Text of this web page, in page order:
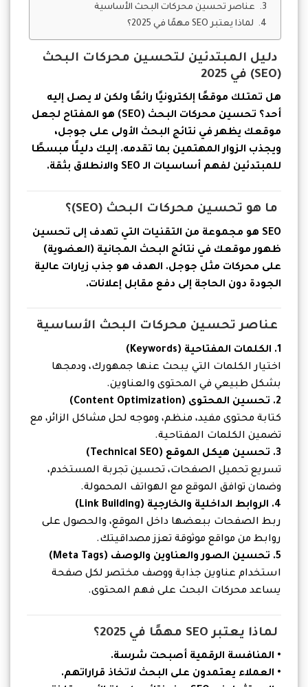
عناصر تحسين محركات البحث الأساسية
لماذا يعتبر SEO مهمًا في 2025؟
دليل المبتدئين لتحسين محركات البحث
(SEO) في 2025
هل تمتلك موقعًا إلكترونيًا رائعًا ولكن لا يصل إليه
أحد؟ تحسين محركات البحث (SEO) هو المفتاح لجعل
موقعك يظهر في نتائج البحث الأولى على جوجل،
ويجذب الزوار المهتمين بما تقدمه. إليك دليلًا مبسطًا
للمبتدئين لفهم أساسيات الـ SEO والانطلاق بثقة.
ما هو تحسين محركات البحث (SEO)؟
SEO هو مجموعة من التقنيات التي تهدف إلى تحسين
ظهور موقعك في نتائج البحث المجانية (العضوية)
على محركات مثل جوجل. الهدف هو جذب زيارات عالية
الجودة دون الحاجة إلى دفع مقابل إعلانات.
عناصر تحسين محركات البحث الأساسية
1. الكلمات المفتاحية (Keywords)
اختيار الكلمات التي يبحث عنها جمهورك، ودمجها
بشكل طبيعي في المحتوى والعناوين.
2. تحسين المحتوى (Content Optimization)
كتابة محتوى مفيد، منظم، وموجه لحل مشاكل الزائر، مع
تضمين الكلمات المفتاحية.
3. تحسين هيكل الموقع (Technical SEO)
تسريع تحميل الصفحات، تحسين تجربة المستخدم،
وضمان توافق الموقع مع الهواتف المحمولة.
4. الروابط الداخلية والخارجية (Link Building)
ربط الصفحات ببعضها داخل الموقع، والحصول على
روابط من مواقع موثوقة تعزز مصداقيتك.
5. تحسين الصور والعناوين والوصف (Meta Tags)
استخدام عناوين جذابة ووصف مختصر لكل صفحة
يساعد محركات البحث على فهم المحتوى.
لماذا يعتبر SEO مهمًا في 2025؟
• المنافسة الرقمية أصبحت شرسة.
• العملاء يعتمدون على البحث لاتخاذ قراراتهم.